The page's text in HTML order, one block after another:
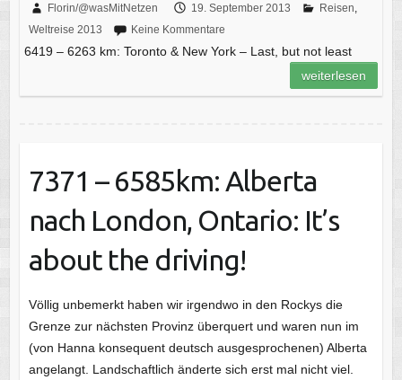
Florin/@wasMitNetzen 19. September 2013 Reisen
Weltreise 2013
Keine Kommentare
6419 – 6263 km: Toronto & New York – Last, but not least
weiterlesen
7371 – 6585km: Alberta
nach London, Ontario: It’s
about the driving!
Völlig unbemerkt haben wir irgendwo in den Rockys die
Grenze zur nächsten Provinz überquert und waren nun im
(von Hanna konsequent deutsch ausgesprochenen) Alberta
angelangt. Landschaftlich änderte sich erst mal nicht viel.